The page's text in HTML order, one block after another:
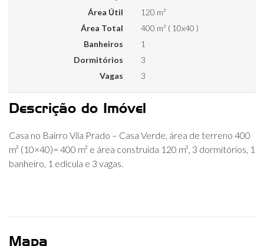
Área Útil
120 m²
Área Total
400 m² ( 10x40 )
Banheiros
1
Dormitórios
3
Vagas
3
Descrição do Imóvel
Casa no Bairro Vila Prado – Casa Verde, área de terreno 400
m² (10×40)= 400 m² e área construída 120 m², 3 dormitórios, 1
banheiro, 1 edícula e 3 vagas.
Mapa